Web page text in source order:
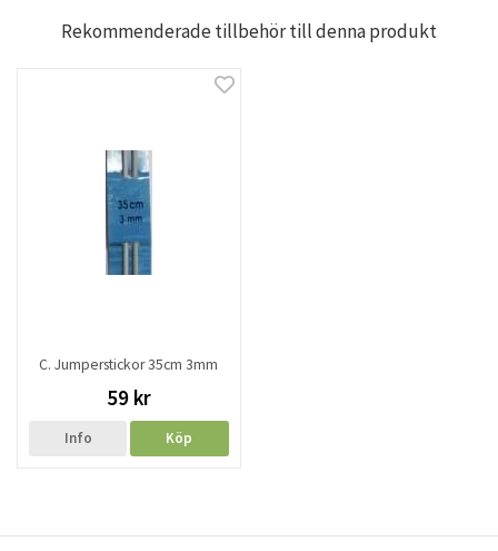
Rekommenderade tillbehör till denna produkt
C. Jumperstickor 35cm 3mm
59 kr
Info Köp